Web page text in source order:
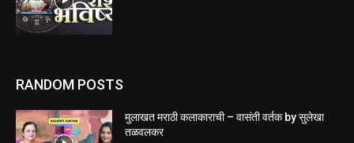
RANDOM POSTS
मुलाखत मराठी कलाकाराची – वासंती वर्तक by सुलेखा
तळवलकर